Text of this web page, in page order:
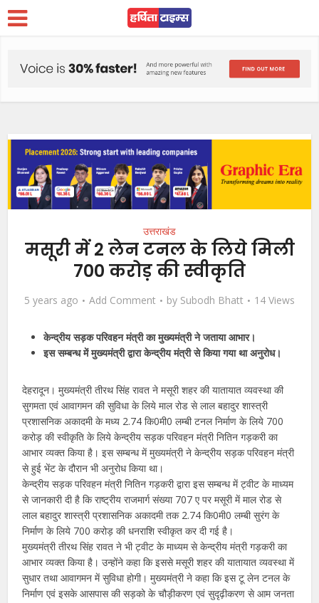
उत्तराखंड
मसूरी में 2 लेन टनल के लिये मिली
700 करोड़ की स्वीकृति
5 years ago Add Comment by Subodh Bhatt 14 Views
केन्द्रीय सड़क परिवहन मंत्री का मुख्यमंत्री ने जताया आभार।
इस सम्बन्ध में मुख्यमंत्री द्वारा केन्द्रीय मंत्री से किया गया था अनुरोध।
देहरादून। मुख्यमंत्री तीरथ सिंह रावत ने मसूरी शहर की यातायात व्यवस्था की
सुगमता एवं आवागमन की सुविधा के लिये माल रोड से लाल बहादुर शास्त्री
प्रशासनिक अकादमी के मध्य 2.74 कि0मी0 लम्बी टनल निर्माण के लिये 700
करोड़ की स्वीकृति के लिये केन्द्रीय सड़क परिवहन मंत्री नितिन गड़करी का
आभार व्यक्त किया है। इस सम्बन्ध में मुख्यमंत्री ने केन्द्रीय सड़क परिवहन मंत्री
से हुई भेंट के दौरान भी अनुरोध किया था।
केन्द्रीय सड़क परिवहन मंत्री नितिन गड़करी द्वारा इस सम्बन्ध में ट्वीट के माध्यम
से जानकारी दी है कि राष्ट्रीय राजमार्ग संख्या 707 ए पर मसूरी में माल रोड से
लाल बहादुर शास्त्री प्रशासनिक अकादमी तक 2.74 कि0मी0 लम्बी सुरंग के
निर्माण के लिये 700 करोड़ की धनराशि स्वीकृत कर दी गई है।
मुख्यमंत्री तीरथ सिंह रावत ने भी ट्वीट के माध्यम से केन्द्रीय मंत्री गड़करी का
आभार व्यक्त किया है। उन्होंने कहा कि इससे मसूरी शहर की यातायात व्यवस्था में
सुधार तथा आवागमन में सुविधा होगी। मुख्यमंत्री ने कहा कि इस टू लेन टनल के
निर्माण एवं इसके आसपास की सड़को के चौड़ीकरण एवं सुदृढ़ीकरण से आम जनता